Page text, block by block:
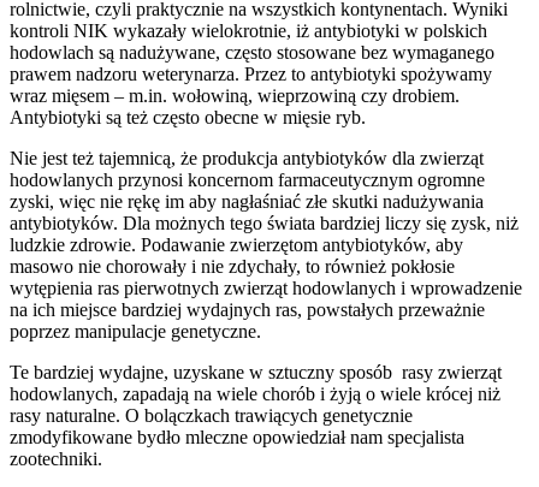
rolnictwie, czyli praktycznie na wszystkich kontynentach. Wyniki
kontroli NIK wykazały wielokrotnie, iż antybiotyki w polskich
hodowlach są nadużywane, często stosowane bez wymaganego
prawem nadzoru weterynarza. Przez to antybiotyki spożywamy
wraz mięsem – m.in. wołowiną, wieprzowiną czy drobiem.
Antybiotyki są też często obecne w mięsie ryb.
Nie jest też tajemnicą, że produkcja antybiotyków dla zwierząt
hodowlanych przynosi koncernom farmaceutycznym ogromne
zyski, więc nie rękę im aby nagłaśniać złe skutki nadużywania
antybiotyków. Dla możnych tego świata bardziej liczy się zysk, niż
ludzkie zdrowie. Podawanie zwierzętom antybiotyków, aby
masowo nie chorowały i nie zdychały, to również pokłosie
wytępienia ras pierwotnych zwierząt hodowlanych i wprowadzenie
na ich miejsce bardziej wydajnych ras, powstałych przeważnie
poprzez manipulacje genetyczne.
Te bardziej wydajne, uzyskane w sztuczny sposób rasy zwierząt
hodowlanych, zapadają na wiele chorób i żyją o wiele krócej niż
rasy naturalne. O bolączkach trawiących genetycznie
zmodyfikowane bydło mleczne opowiedział nam specjalista
zootechniki.